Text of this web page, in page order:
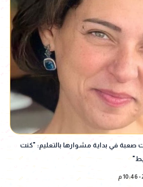
في بداية مشوارها بالتعليم: "كنت